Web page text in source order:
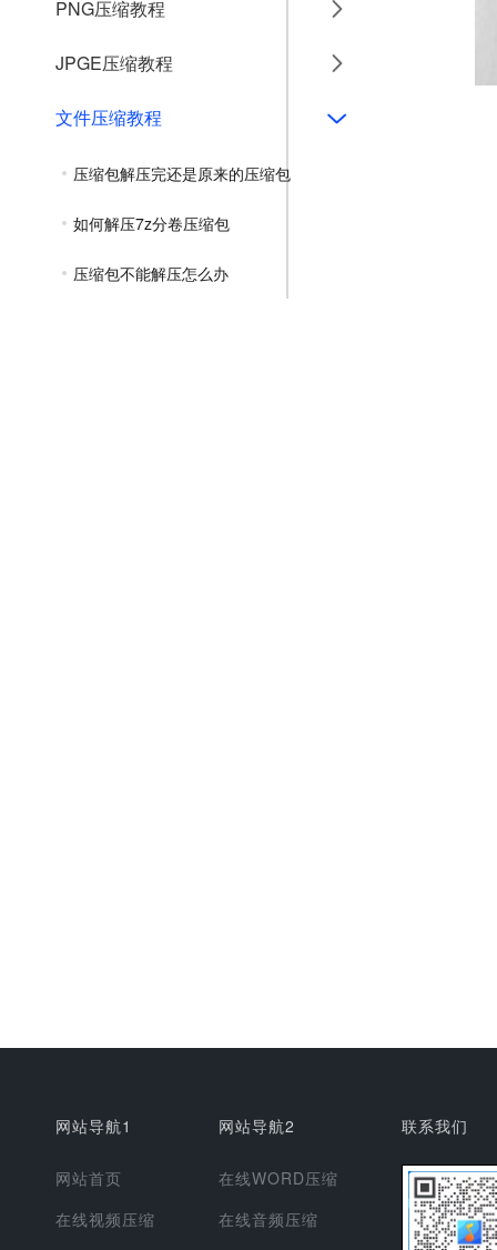
PNG压缩教程
JPGE压缩教程
文件压缩教程
压缩包解压完还是原来的压缩包
如何解压7z分卷压缩包
压缩包不能解压怎么办
网站导航1
网站首页
在线视频压缩
网站导航2
在线WORD压缩
在线音频压缩
联系我们